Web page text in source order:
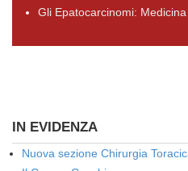
Gli Epatocarcinomi:
IN EVIDENZA
Nuova sezione Chirurgia